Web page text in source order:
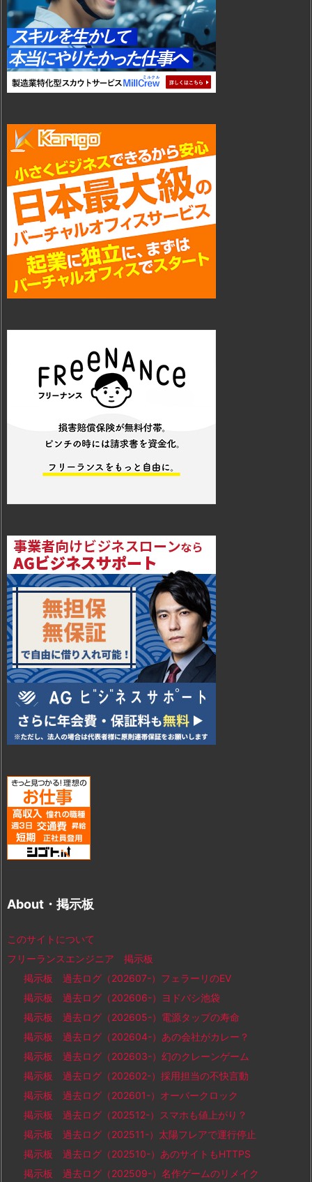
About・掲示板
このサイトについて
フリーランスエンジニア 掲示板
掲示板 過去ログ（202607-）フェラーリのEV
掲示板 過去ログ（202606-）ヨドバシ池袋
掲示板 過去ログ（202605-）電源タップの寿命
掲示板 過去ログ（202604-）あの会社がカレー？
掲示板 過去ログ（202603-）幻のクレーンゲーム
掲示板 過去ログ（202602-）採用担当の不快言動
掲示板 過去ログ（202601-）オーバークロック
掲示板 過去ログ（202512-）スマホも値上がり？
掲示板 過去ログ（202511-）太陽フレアで運行停止
掲示板 過去ログ（202510-）あのサイトもHTTPS
掲示板 過去ログ（202509-）名作ゲームのリメイク